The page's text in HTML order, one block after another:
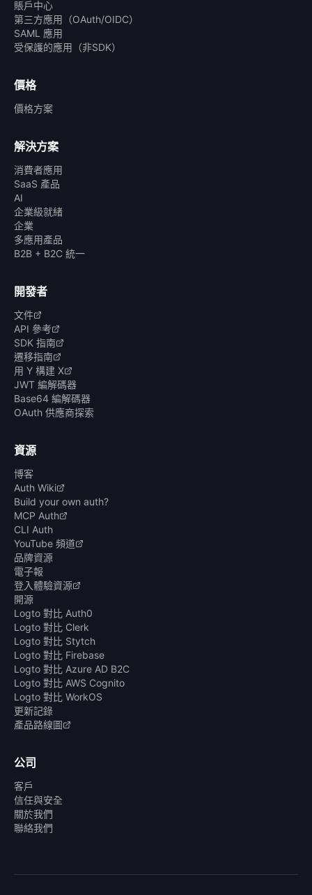
賬戶中心
第三方應用（OAuth/OIDC）
SAML 應用
受保護的應用（非SDK）
價格
價格方案
解決方案
消費者應用
SaaS 產品
AI
企業級就緒
企業
多應用產品
B2B + B2C 統一
開發者
文件
API 參考
SDK 指南
遷移指南
用 Y 構建 X
JWT 編解碼器
Base64 編解碼器
OAuth 供應商探索
資源
博客
Auth Wiki
Build your own auth?
MCP Auth
CLI Auth
YouTube 頻道
品牌資源
電子報
登入體驗資源
開源
Logto 對比 Auth0
Logto 對比 Clerk
Logto 對比 Stytch
Logto 對比 Firebase
Logto 對比 Azure AD B2C
Logto 對比 AWS Cognito
Logto 對比 WorkOS
更新記錄
產品路線圖
公司
客戶
信任與安全
關於我們
聯絡我們